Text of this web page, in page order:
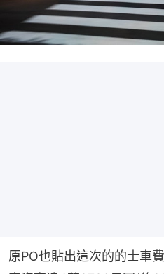
原PO也貼出這次的的士車